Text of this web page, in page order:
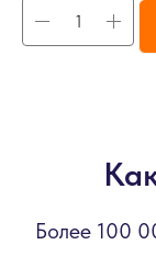
Более 100